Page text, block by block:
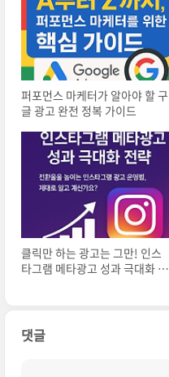
퍼포먼스 마케터가 알아야 할 구
글 광고 완전 정복 가이드
클릭만 하는 광고는 그만! 인스
타그램 메타광고 성과 극대화 전
댓글